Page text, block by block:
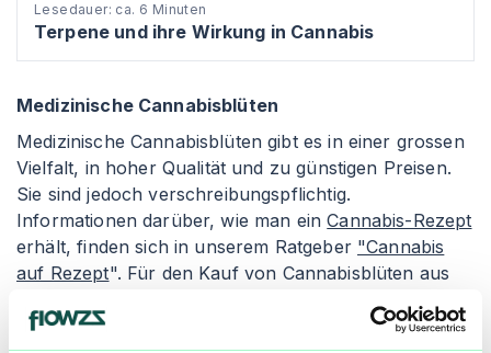
Lesedauer: ca. 6 Minuten
Terpene und ihre Wirkung in Cannabis
Medizinische Cannabisblüten
Medizinische Cannabisblüten gibt es in einer grossen
Vielfalt, in hoher Qualität und zu günstigen Preisen.
Sie sind jedoch verschreibungspflichtig.
Informationen darüber, wie man einCannabis-Rezept
erhält, finden sich in unserem Ratgeber "Cannabis
auf Rezept". Für den Kauf von Cannabisblüten aus
Cannabis legal kaufen
" zu lesen. Apotheken geben